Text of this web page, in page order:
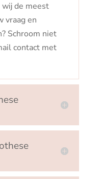
de meest
vraag en
Schroom niet
contact met